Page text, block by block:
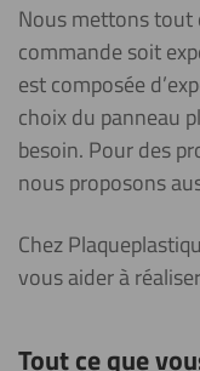
Nous mettons tout
commande soit
est composée
choix du panneau
besoin. Pour des
nous proposons
Chez
vous aider à
Tout ce que